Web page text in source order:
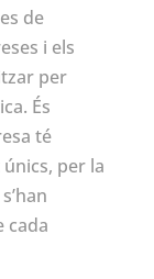
de
i els
per
És
té
per la
cada